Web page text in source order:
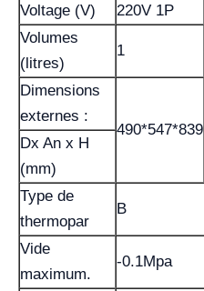
Voltage (V) 220V 1P
Volumes
(litres)
1
Dimensions
externes :
490*547*839
Dx An x H
(mm)
Type de
thermopar
B
Vide
maximum.
-0.1Mpa